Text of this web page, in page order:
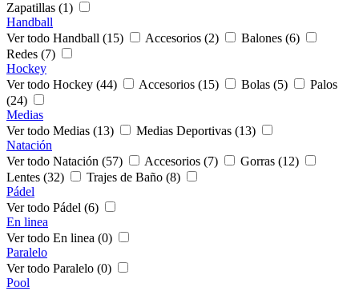
Zapatillas (1)
Handball
Ver todo Handball (15)
Accesorios (2)
Balones (6)
Redes (7)
Hockey
Ver todo Hockey (44)
Accesorios (15) Bolas (5)
Palos
(24)
Medias
Ver todo Medias (13)
Medias Deportivas (13)
Natación
Ver todo Natación (57)
Accesorios (7)
Gorras (12)
Lentes (32)
Trajes de Baño (8)
Pádel
Ver todo Pádel (6)
En linea
Ver todo En linea (0)
Paralelo
Ver todo Paralelo (0)
Pool